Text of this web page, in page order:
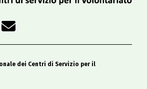
dei Centri di Servizio per il